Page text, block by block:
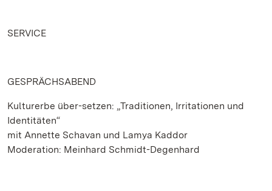
SERVICE
GESPRÄCHSABEND
Kulturerbe über-setzen: „Traditionen, Irritationen und
Identitäten“
mit Annette Schavan und Lamya Kaddor
Moderation: Meinhard Schmidt-Degenhard